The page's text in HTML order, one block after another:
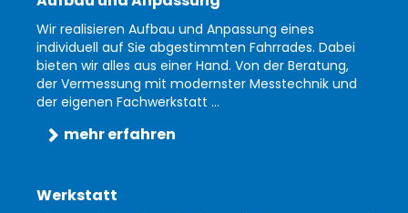
Wir realisieren Aufbau und Anpassung eines
individuell auf Sie abgestimmten Fahrrades. Dabei
bieten wir alles aus einer Hand. Von der Beratung,
der Vermessung mit modernster Messtechnik und
der eigenen Fachwerkstatt ...
mehr erfahren
Werkstatt